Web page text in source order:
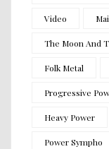
Video
The Moon And
Folk Metal
Progressive
Heavy Power
Power Sympho